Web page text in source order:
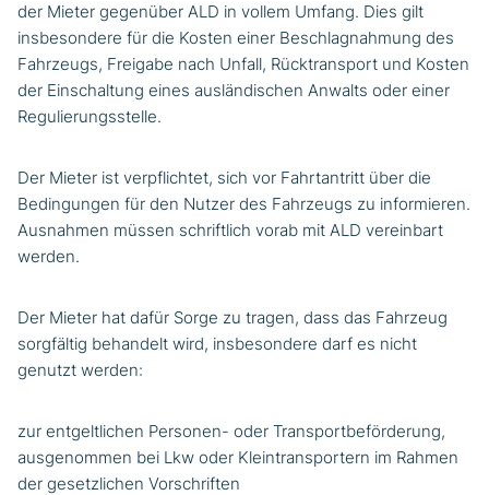
der Mieter gegenüber ALD in vollem Umfang. Dies gilt
insbesondere für die Kosten einer Beschlagnahmung des
Fahrzeugs, Freigabe nach Unfall, Rücktransport und Kosten
der Einschaltung eines ausländischen Anwalts oder einer
Regulierungsstelle.
Der Mieter ist verpflichtet, sich vor Fahrtantritt über die
Bedingungen für den Nutzer des Fahrzeugs zu informieren.
Ausnahmen müssen schriftlich vorab mit ALD vereinbart
werden.
Der Mieter hat dafür Sorge zu tragen, dass das Fahrzeug
sorgfältig behandelt wird, insbesondere darf es nicht
genutzt werden:
zur entgeltlichen Personen- oder Transportbeförderung,
ausgenommen bei Lkw oder Kleintransportern im Rahmen
der gesetzlichen Vorschriften